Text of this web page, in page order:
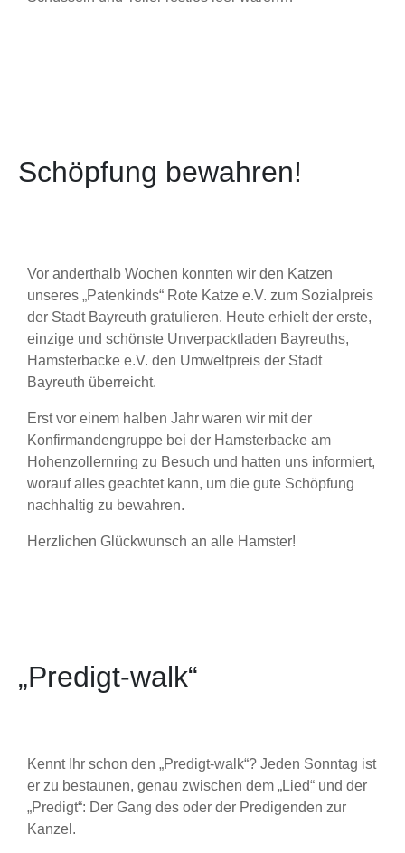
Schöpfung bewahren!
Vor anderthalb Wochen konnten wir den Katzen
unseres „Patenkinds“ Rote Katze e.V. zum Sozialpreis
der Stadt Bayreuth gratulieren. Heute erhielt der erste,
einzige und schönste Unverpacktladen Bayreuths,
Hamsterbacke e.V. den Umweltpreis der Stadt
Bayreuth überreicht.
Erst vor einem halben Jahr waren wir mit der
Konfirmandengruppe bei der Hamsterbacke am
Hohenzollernring zu Besuch und hatten uns informiert,
worauf alles geachtet kann, um die gute Schöpfung
nachhaltig zu bewahren.
Herzlichen Glückwunsch an alle Hamster!
„Predigt-walk“
Kennt Ihr schon den „Predigt-walk“? Jeden Sonntag ist
er zu bestaunen, genau zwischen dem „Lied“ und der
„Predigt“: Der Gang des oder der Predigenden zur
Kanzel.